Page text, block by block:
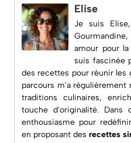
Elise
Je suis
Gourmandine,
amour pour
suis fascinée
des recettes pour réunir les
parcours m'a régulièrement
traditions culinaires,
touche d'originalité.
enthousiasme pour
en proposant des recettes